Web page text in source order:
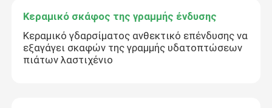
Κεραμικό σκάφος της γραμμής ένδυσης
Κεραμικό γδαρσίματος ανθεκτικό επένδυσης να
εξαγάγει σκαφών της γραμμής υδατοπτώσεων
πιάτων λαστιχένιο